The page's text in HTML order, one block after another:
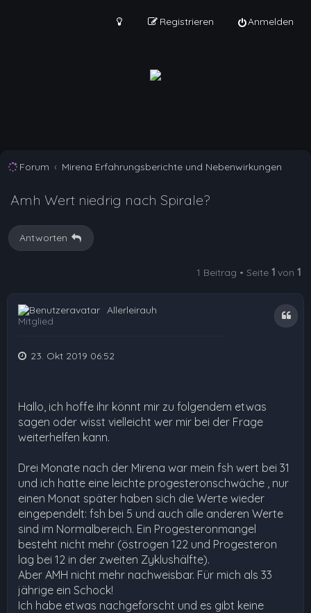
Anmelden
Registrieren
Forum Mirena Erfahrungsberichte und Nebenwirkungen
Amh Wert niedrig nach Spirale?
Antworten
1 Beitrag • Seite 1 von 1
Allerleirauh
Mitglied
23. Okt 2019 06:52
Hallo, ich hoffe ihr könnt mir zu folgendem etwas
sagen oder wisst vielleicht wer mir bei der Frage
weiterhelfen kann.
Drei Monate nach der Mirena war mein fsh wert bei 31
und ich hatte eine leichte progesteronschwäche , nur
einen Monat später haben sich die Werte wieder
eingependelt: fsh bei 5 und auch alle anderen Werte
sind im Normalbereich. Ein Progesteronmangel
besteht nicht mehr (östrogen 122 und Progesteron
lag bei 12 in der zweiten Zyklushälfte).
Aber AMH nicht mehr nachweisbar. Für mich als 33
jährige ein Schock!
Ich habe etwas nachgeforscht und es gibt keine